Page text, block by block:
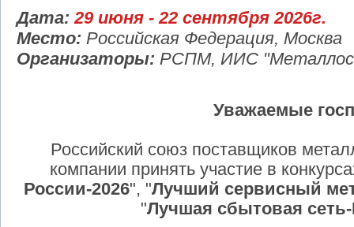
Дата: 29 июня - 22 сентября 2026г.
Место: Российская Федерация, Москва
Организаторы: РСПМ, ИИС
Уважаемые
Российский союз поставщиков
компании принять участие в
России-2026", "Лучший сервисный
"Лучшая сбытовая